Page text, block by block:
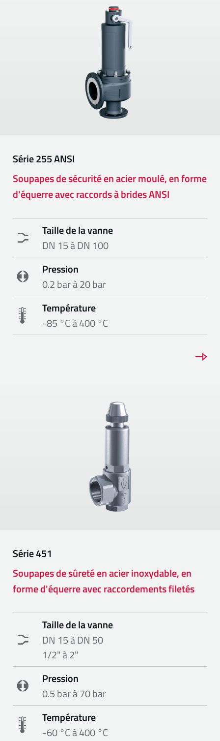
Série255 ANSI
Soupapes de sécurité en acier moulé, en forme
d'équerre avec raccords à brides ANSI
Taille de la vanne
DN 15 à DN 100
Pression
0.2 bar à 20 bar
Température
-85 °C à 400 °C
Série451
Soupapes de sûreté en acier inoxydable, en
forme d'équerre avec raccordements filetés
Taille de la vanne
DN 15 à DN 50
1/2" à 2"
Pression
0.5 bar à 70 bar
Température
-60 °C à 400 °C